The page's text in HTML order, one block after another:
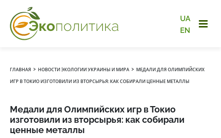
UA
EN
ГЛАВНАЯ › НОВОСТИ ЭКОЛОГИИ УКРАИНЫ И МИРА › МЕДАЛИ ДЛЯ ОЛИМПИЙСКИХ
ИГР В ТОКИО ИЗГОТОВИЛИ ИЗ ВТОРСЫРЬЯ: КАК СОБИРАЛИ ЦЕННЫЕ МЕТАЛЛЫ
Медали для Олимпийских игр в Токио
изготовили из вторсырья: как собирали
ценные металлы